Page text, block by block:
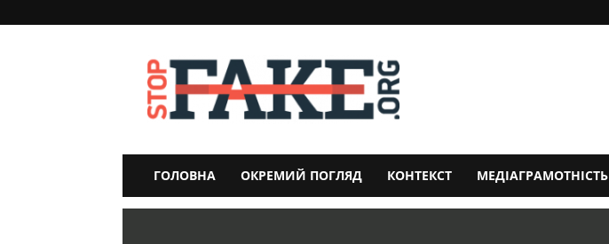
StopFake
ГОЛОВНА ОКРЕМИЙ ПОГЛЯД КОНТЕКСТ МЕДІАГРАМОТНІСТЬ